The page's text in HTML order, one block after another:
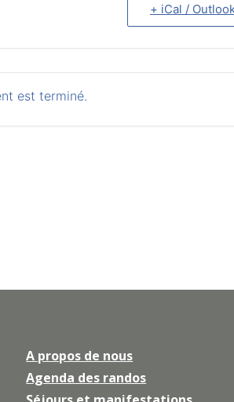
+ iCal /
est terminé.
A propos de nous
Agenda des randos